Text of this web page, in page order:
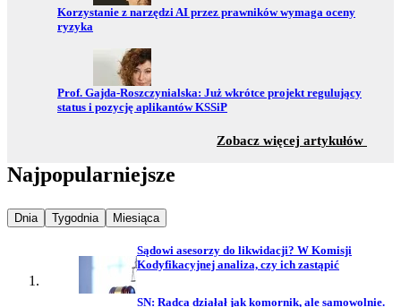
Przejdź do:
Korzystanie z narzędzi AI przez prawników wymaga oceny
ryzyka
Przejdź do:
Prof. Gajda-Roszczynialska: Już wkrótce projekt regulujący
status i pozycję aplikantów KSSiP
Zobacz więcej artykułów
Najpopularniejsze
Najpopularniejsze wiadomości z
Dnia Najpopularniejsze wiadomości z
Tygodnia Najpopularniejsze wiadomości z
Miesiąca
Sądowi asesorzy do likwidacji? W Komisji
Kodyfikacyjnej analiza, czy ich zastąpić
SN: Radca działał jak komornik, ale samowolnie.